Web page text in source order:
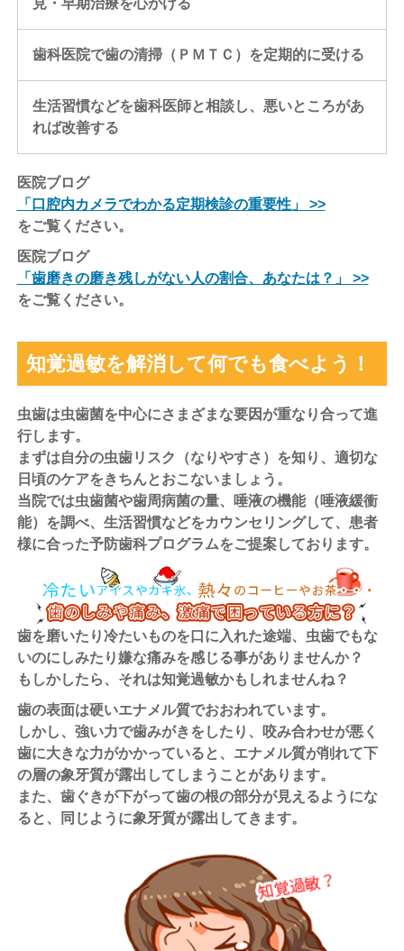
歯科医院で歯の清掃（ＰＭＴＣ）を定期的に受ける
生活習慣などを歯科医師と相談し、悪いところがあ
れば改善する
医院ブログ
「口腔内カメラでわかる定期検診の重要性」 >>
をご覧ください。
医院ブログ
「歯磨きの磨き残しがない人の割合、あなたは？」 >>
をご覧ください。
知覚過敏を解消して何でも食べよう！
虫歯は虫歯菌を中心にさまざまな要因が重なり合って進
行します。
まずは自分の虫歯リスク（なりやすさ）を知り、適切な
日頃のケアをきちんとおこないましょう。
当院では虫歯菌や歯周病菌の量、唾液の機能（唾液緩衝
能）を調べ、生活習慣などをカウンセリングして、患者
様に合った予防歯科プログラムをご提案しております。
歯を磨いたり冷たいものを口に入れた途端、虫歯でもな
いのにしみたり嫌な痛みを感じる事がありませんか？
もしかしたら、それは知覚過敏かもしれませんね？
歯の表面は硬いエナメル質でおおわれています。
しかし、強い力で歯みがきをしたり、咬み合わせが悪く
歯に大きな力がかかっていると、エナメル質が削れて下
の層の象牙質が露出してしまうことがあります。
また、歯ぐきが下がって歯の根の部分が見えるようにな
ると、同じように象牙質が露出してきます。